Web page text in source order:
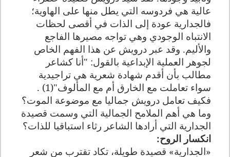
عالية هي فردوسه التي يطل منها على الهاوية؛
فالجدارية عودة إلى الذات في أقصى لحظات
الانتباه الوجودي وهي تواجه مصيرها الفاجع
والأليم. وقد عبر درويش عن هذا الفهم الخاص
لجوهر العملية الإبداعية بالقول: "أنا كشاعر
مطالب بأن أقدم شهادة شعرية هي تراجيدية
سواء تعاملت مع الخارق أم مع المألوف"(1) .
فكيف تعامل درويش جماليا مع موضوعة الموت؟
وما هي أهم الملامح الجمالية التي وسمت قصيدة
الجدارية التي أرادها الشاعر رثاء استباقيا للذات؟
انكسار الروح:
«الجدارية» قصيدة طويلة، تكاد تقترب من شعر